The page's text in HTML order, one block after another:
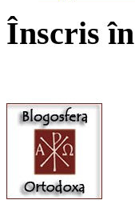
Înscris în